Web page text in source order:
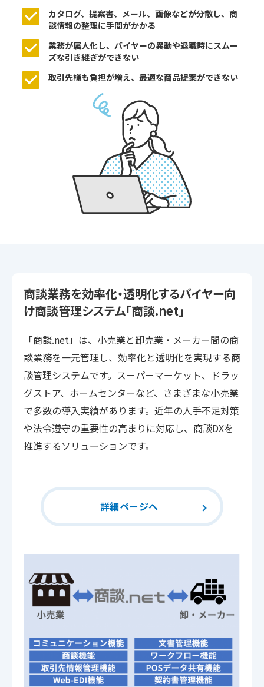
カタログ、提案書、メール、画像などが分散し、商
談情報の整理に手間がかかる
業務が属人化し、バイヤーの異動や退職時にスムー
ズな引き継ぎができない
取引先様も負担が増え、最適な商品提案ができない
商談業務を効率化・透明化するバイヤー向
け商談管理システム「商談.net」
「商談.net」は、小売業と卸売業・メーカー間の商
談業務を一元管理し、効率化と透明化を実現する商
談管理システムです。スーパーマーケット、ドラッ
グストア、ホームセンターなど、さまざまな小売業
で多数の導入実績があります。近年の人手不足対策
や法令遵守の重要性の高まりに対応し、商談DXを
推進するソリューションです。
詳細ページへ